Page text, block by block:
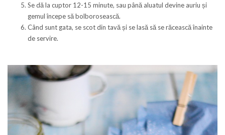
Se dă la cuptor 12-15 minute, sau până aluatul devine auriu și
gemul începe să bolborosească.
Când sunt gata, se scot din tavă și se lasă să se răcească înainte
de servire.